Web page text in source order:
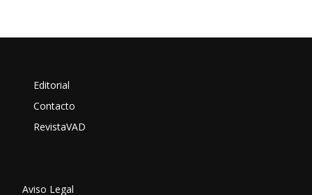
Editorial
Contacto
RevistaVAD
Aviso Legal